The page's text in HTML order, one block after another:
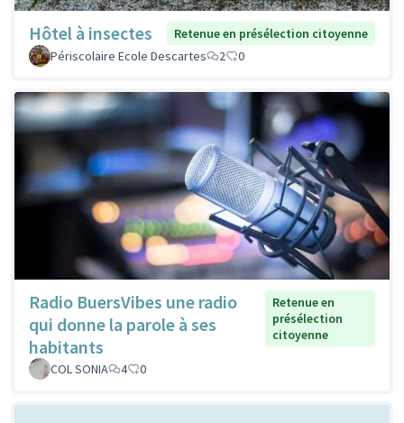
Hôtel à insectes
Retenue en présélection citoyenne
Périscolaire Ecole Descartes
2 0
Radio BuersVibes une radio
qui donne la parole à ses
habitants
Retenue en
présélection
citoyenne
COL SONIA 4 0